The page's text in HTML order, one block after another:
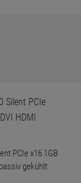
PCIe x16 1GB
gekühlt